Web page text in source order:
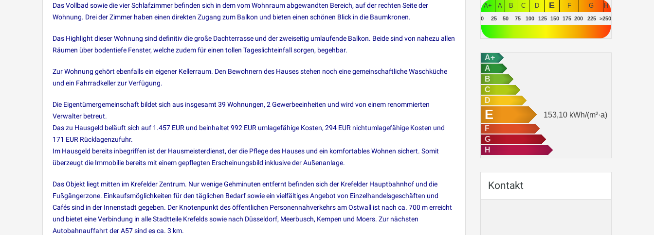
Das Vollbad sowie die vier Schlafzimmer befinden sich in dem vom Wohnraum abgewandten Bereich, auf der rechten Seite der
Wohnung. Drei der Zimmer haben einen direkten Zugang zum Balkon und bieten einen schönen Blick in die Baumkronen.
Das Highlight dieser Wohnung sind definitiv die große Dachterrasse und der zweiseitig umlaufende Balkon. Beide sind von nahezu allen
Räumen über bodentiefe Fenster, welche zudem für einen tollen Tageslichteinfall sorgen, begehbar.
Zur Wohnung gehört ebenfalls ein eigener Kellerraum. Den Bewohnern des Hauses stehen noch eine gemeinschaftliche Waschküche
und ein Fahrradkeller zur Verfügung.
Die Eigentümergemeinschaft bildet sich aus insgesamt 39 Wohnungen, 2 Gewerbeeinheiten und wird von einem renommierten
Verwalter betreut.
Das zu Hausgeld beläuft sich auf 1.457 EUR und beinhaltet 992 EUR umlagefähige Kosten, 294 EUR nichtumlagefähige Kosten und
171 EUR Rücklagenzufuhr.
Im Hausgeld bereits inbegriffen ist der Hausmeisterdienst, der die Pflege des Hauses und ein komfortables Wohnen sichert. Somit
überzeugt die Immobilie bereits mit einem gepflegten Erscheinungsbild inklusive der Außenanlage.
Das Objekt liegt mitten im Krefelder Zentrum. Nur wenige Gehminuten entfernt befinden sich der Krefelder Hauptbahnhof und die
Fußgängerzone. Einkaufsmöglichkeiten für den täglichen Bedarf sowie ein vielfältiges Angebot von Einzelhandelsgeschäften und
Cafés sind in der Innenstadt gegeben. Der Knotenpunkt des öffentlichen Personennahverkehrs am Ostwall ist nach ca. 700 m erreicht
und bietet eine Verbindung in alle Stadtteile Krefelds sowie nach Düsseldorf, Meerbusch, Kempen und Moers. Zur nächsten
Autobahnauffahrt der A57 sind es ca. 3 km.
A+
A B C D E F G H
0 25 50 75 100 125 150 175 200 225 >250
A+
A
B
C
D
E 153,10 kWh/(m²·a)
F
G
H
Kontakt